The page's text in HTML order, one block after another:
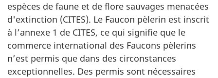
espèces de faune et de flore sauvages menacées
d'extinction (CITES). Le Faucon pèlerin est inscrit
à l’annexe 1 de CITES, ce qui signifie que le
commerce international des Faucons pèlerins
n’est permis que dans des circonstances
exceptionnelles. Des permis sont nécessaires